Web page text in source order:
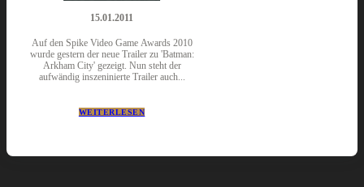
15.01.2011
Auf den Spike Video Game Awards 2010
wurde gestern der neue Trailer zu 'Batman:
Arkham City' gezeigt. Nun steht der
aufwändig inszeninierte Trailer auch...
WEITERLESEN